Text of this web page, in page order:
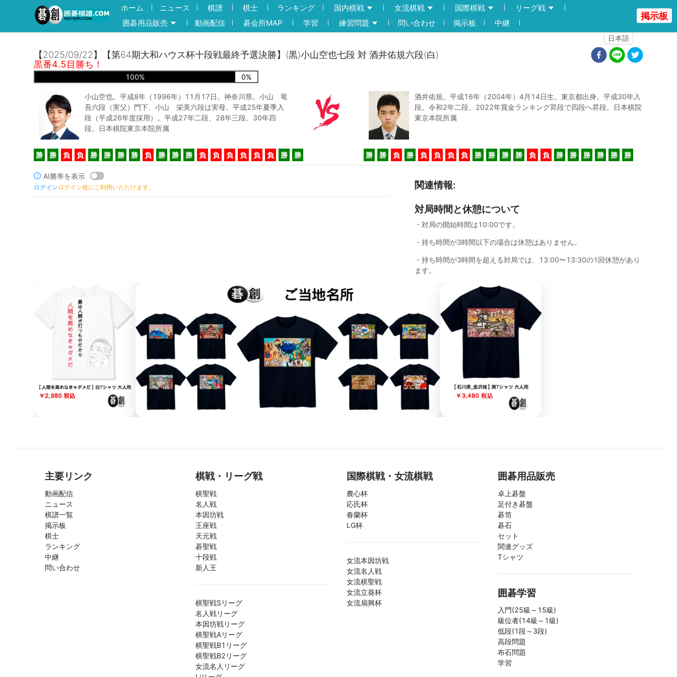
ホーム ニュース 棋譜 棋士 ランキング 国内棋戦 女流棋戦 国際棋戦
リーグ戦
囲碁用品販売
動画配信 碁会所MAP 学習 練習問題 問い合わせ 掲示板
中継
日本語
掲示板
【2025/09/22】【第64期大和ハウス杯十段戦最終予選決勝】(黒)小山空也七段 対 酒井佑規六段(白)
黒番4.5目勝ち！
100% 0%
小山空也。平成8年（1996年）11月17日。神奈川県。小山 竜
吾六段（実父）門下、小山 栄美六段は実母。平成25年夏季入
段（平成26年度採用）。平成27年二段、28年三段、30年四
段。日本棋院東京本院所属
酒井佑規。平成16年（2004年）4月14日生。東京都出身。平成30年入
段。令和2年二段。2022年賞金ランキング昇段で四段へ昇段。日本棋院
東京本院所属
勝 勝 負 負 勝 勝 勝 勝 負 勝 勝 勝 負 負 負 負 負 負 勝 勝 勝 勝 負 勝 負 負 負 負 勝 勝 勝 勝 負 負 勝 勝 勝 勝 勝 勝
AI勝率を表示
ログイン ログイン後にご利用いただけます。 関連情報:
対局時間と休憩について
・対局の開始時間は10:00です。
・持ち時間が3時間以下の場合は休憩はありません。
・持ち時間が3時間を超える対局では、13:00〜13:30の1回休憩があり
ます。
主要リンク
動画配信
ニュース
棋譜一覧
掲示板
棋士
ランキング
中継
問い合わせ
棋戦・リーグ戦
棋聖戦
名人戦
本因坊戦
王座戦
天元戦
碁聖戦
十段戦
新人王
棋聖戦Sリーグ
名人戦リーグ
本因坊戦リーグ
棋聖戦Aリーグ
棋聖戦B1リーグ
棋聖戦B2リーグ
女流名人リーグ
国際棋戦・女流棋戦
農心杯
応氏杯
春蘭杯
LG杯
女流本因坊戦
女流名人戦
女流棋聖戦
女流立葵杯
女流扇興杯
囲碁用品販売
卓上碁盤
足付き碁盤
碁笥
碁石
セット
関連グッズ
Tシャツ
囲碁学習
入門(25級～15級)
級位者(14級～1級)
低段(1段～3段)
高段問題
布石問題
学習